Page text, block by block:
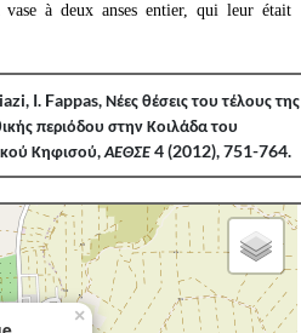
à deux anses entier, qui leur était
, I. Fappas, Νέες θέσεις του τέλους της
περιόδου στην Κοιλάδα του
Κηφισού,ΑΕΘΣΕ4 (2012), 751-764.
×